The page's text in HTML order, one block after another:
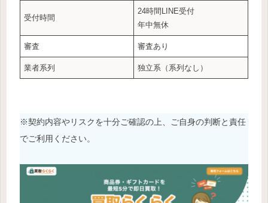
受付時間
24時間LINE受付
年中無休
審査 審査あり
業者系列 独立系（系列なし）
※契約内容やリスクを十分ご確認の上、ご自身の判断と責任
でご利用ください。